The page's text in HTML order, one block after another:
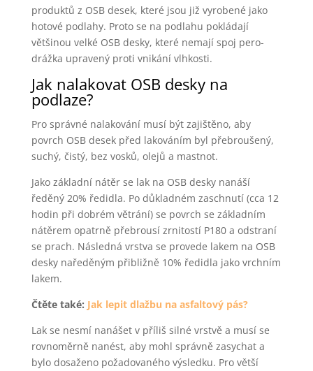
produktů z OSB desek, které jsou již vyrobené jako
hotové podlahy. Proto se na podlahu pokládají
většinou velké OSB desky, které nemají spoj pero-
drážka upravený proti vnikání vlhkosti.
Jak nalakovat OSB desky na
podlaze?
Pro správné nalakování musí být zajištěno, aby
povrch OSB desek před lakováním byl přebroušený,
suchý, čistý, bez vosků, olejů a mastnot.
Jako základní nátěr se lak na OSB desky nanáší
ředěný 20% ředidla. Po důkladném zaschnutí (cca 12
hodin při dobrém větrání) se povrch se základním
nátěrem opatrně přebrousí zrnitostí P180 a odstraní
se prach. Následná vrstva se provede lakem na OSB
desky naředěným přibližně 10% ředidla jako vrchním
lakem.
Čtěte také: Jak lepit dlažbu na asfaltový pás?
Lak se nesmí nanášet v příliš silné vrstvě a musí se
rovnoměrně nanést, aby mohl správně zasychat a
bylo dosaženo požadovaného výsledku. Pro větší